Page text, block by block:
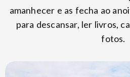
amanhecer e as fecha ao
para descansar, ler livros,
fotos.